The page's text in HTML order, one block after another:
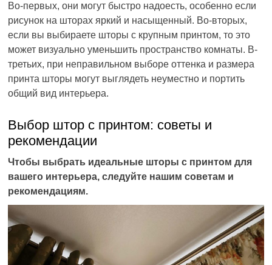
Во-первых, они могут быстро надоесть, особенно если
рисунок на шторах яркий и насыщенный. Во-вторых,
если вы выбираете шторы с крупным принтом, то это
может визуально уменьшить пространство комнаты. В-
третьих, при неправильном выборе оттенка и размера
принта шторы могут выглядеть неуместно и портить
общий вид интерьера.
Выбор штор с принтом: советы и
рекомендации
Чтобы выбрать идеальные шторы с принтом для
вашего интерьера, следуйте нашим советам и
рекомендациям.